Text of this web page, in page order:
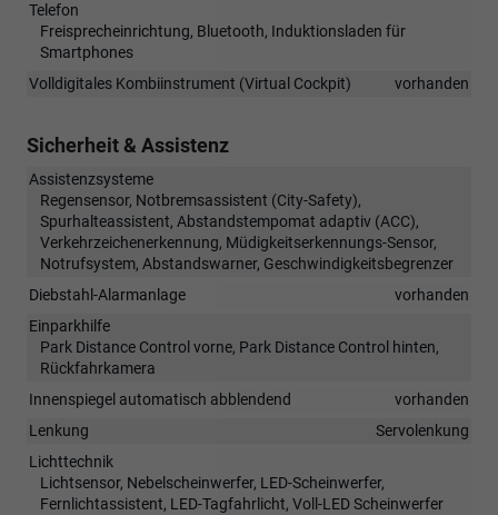
Telefon
Freisprecheinrichtung, Bluetooth, Induktionsladen für
Smartphones
Volldigitales Kombiinstrument (Virtual Cockpit)
vorhanden
Sicherheit & Assistenz
Assistenzsysteme
Regensensor, Notbremsassistent (City-Safety),
Spurhalteassistent, Abstandstempomat adaptiv (ACC),
Verkehrzeichenerkennung, Müdigkeitserkennungs-Sensor,
Notrufsystem, Abstandswarner, Geschwindigkeitsbegrenzer
Diebstahl-Alarmanlage
vorhanden
Einparkhilfe
Park Distance Control vorne, Park Distance Control hinten,
Rückfahrkamera
Innenspiegel automatisch abblendend
vorhanden
Lenkung
Servolenkung
Lichttechnik
Lichtsensor, Nebelscheinwerfer, LED-Scheinwerfer,
Fernlichtassistent, LED-Tagfahrlicht, Voll-LED Scheinwerfer